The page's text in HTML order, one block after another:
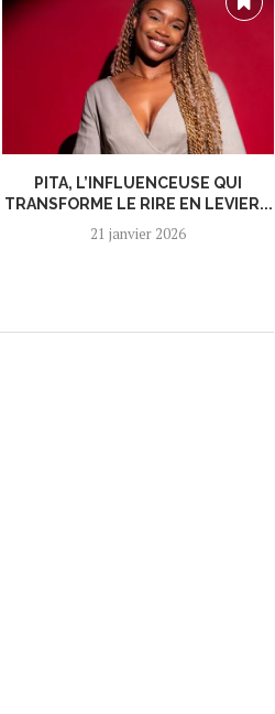
PITA, L’INFLUENCEUSE QUI
TRANSFORME LE RIRE EN LEVIER...
21 janvier 2026